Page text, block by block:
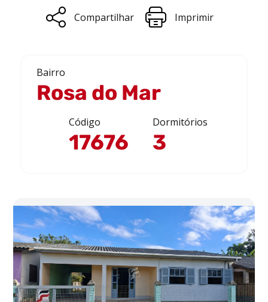
Compartilhar Imprimir
Bairro
Rosa do Mar
Código
17676
Dormitórios
3